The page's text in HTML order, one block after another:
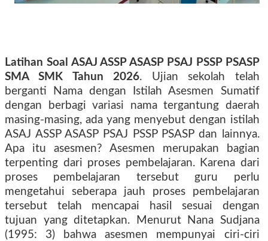
Latihan Soal ASAJ ASSP ASASP PSAJ PSSP PSASP
SMA SMK Tahun 2026. Ujian sekolah telah
berganti Nama dengan Istilah Asesmen Sumatif
dengan berbagi variasi nama tergantung daerah
masing-masing, ada yang menyebut dengan istilah
ASAJ ASSP ASASP PSAJ PSSP PSASP dan lainnya.
Apa itu asesmen? Asesmen merupakan bagian
terpenting dari proses pembelajaran. Karena dari
proses pembelajaran tersebut guru perlu
mengetahui seberapa jauh proses pembelajaran
tersebut telah mencapai hasil sesuai dengan
tujuan yang ditetapkan. Menurut Nana Sudjana
(1995: 3) bahwa asesmen mempunyai ciri-ciri